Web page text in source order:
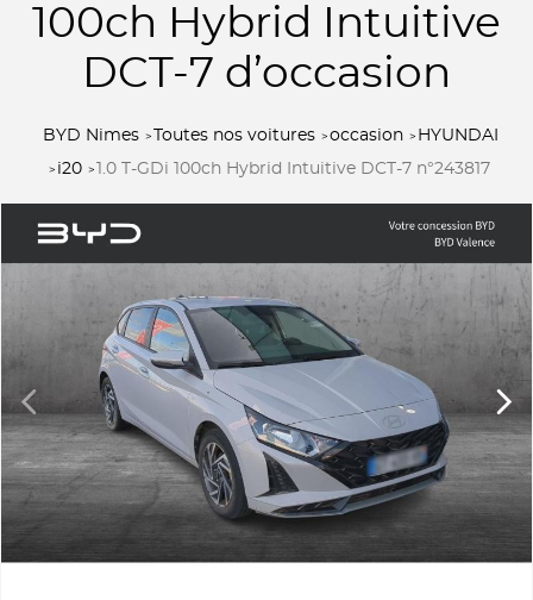
100ch Hybrid Intuitive
DCT-7 d’occasion
BYD Nimes Toutes nos voitures occasion
HYUNDAI
i20
1.0 T-GDi 100ch Hybrid Intuitive DCT-7 n°243817